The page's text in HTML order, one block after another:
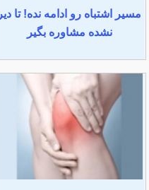
مسیر اشتباه رو ادامه نده! تا دیر
نشده مشاوره بگیر